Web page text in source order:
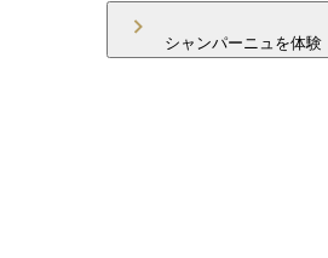
シャンパーニュを体験